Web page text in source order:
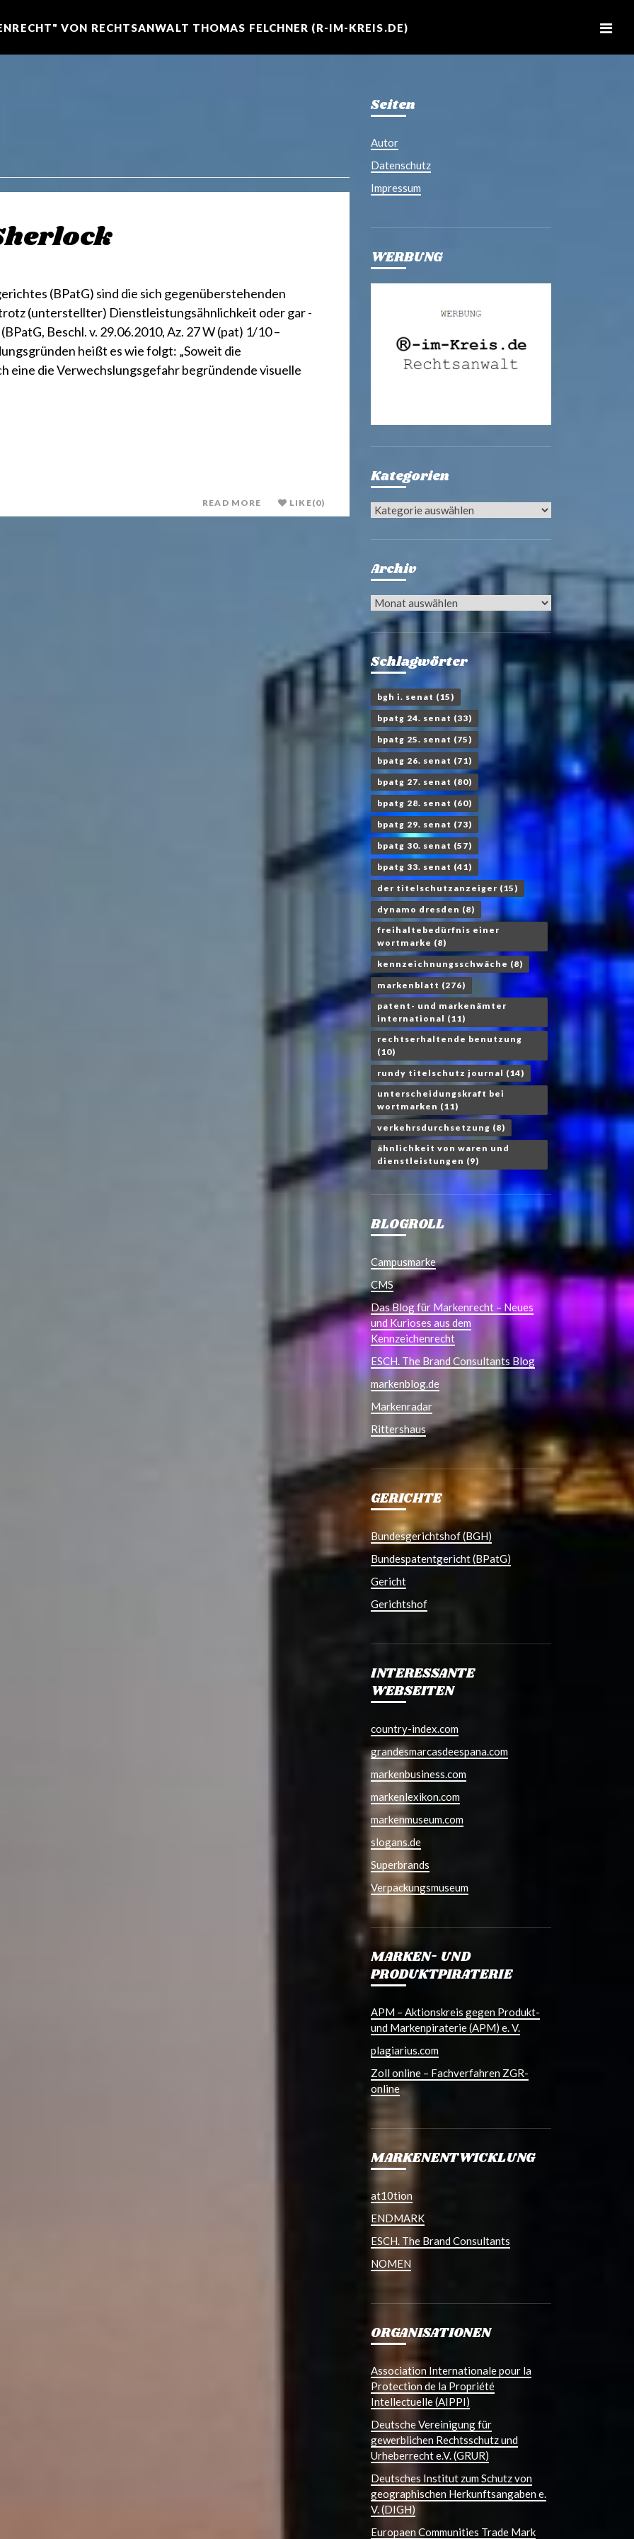
VON RECHTSANWALT THOMAS FELCHNER (R-IM-KREIS.DE)
(BPatG) sind die sich gegenüberstehenden
(unterstellter) Dienstleistungsähnlichkeit oder gar -
Beschl. v. 29.06.2010, Az. 27 W (pat) 1/10 –
heißt es wie folgt: „Soweit die
eine die Verwechslungsgefahr begründende visuelle
READ MORE LIKE(0)
Seiten
Autor
Datenschutz
Impressum
WERBUNG
Kategorien
Kategorien
Archiv
Archiv
Schlagwörter
bgh i. senat (15)
bpatg 24. senat (33)
bpatg 25. senat (75)
bpatg 26. senat (71)
bpatg 27. senat (80)
bpatg 28. senat (60)
bpatg 29. senat (73)
bpatg 30. senat (57)
bpatg 33. senat (41)
der titelschutzanzeiger (15)
dynamo dresden (8)
freihaltebedürfnis einer
wortmarke (8)
kennzeichnungsschwäche (8)
markenblatt (276)
patent- und markenämter
international (11)
rechtserhaltende benutzung
(10)
rundy titelschutz journal (14)
unterscheidungskraft bei
wortmarken (11)
verkehrsdurchsetzung (8)
ähnlichkeit von waren und
dienstleistungen (9)
BLOGROLL
Campusmarke
CMS
Das Blog für Markenrecht – Neues
und Kurioses aus dem
Kennzeichenrecht
ESCH. The Brand Consultants Blog
markenblog.de
Markenradar
Rittershaus
GERICHTE
Bundesgerichtshof (BGH)
Bundespatentgericht (BPatG)
Gericht
Gerichtshof
INTERESSANTE
WEBSEITEN
country-index.com
grandesmarcasdeespana.com
markenbusiness.com
markenlexikon.com
markenmuseum.com
slogans.de
Superbrands
Verpackungsmuseum
MARKEN- UND
PRODUKTPIRATERIE
APM – Aktionskreis gegen Produkt-
und Markenpiraterie (APM) e. V.
plagiarius.com
Zoll online – Fachverfahren ZGR-
online
MARKENENTWICKLUNG
at10tion
ENDMARK
ESCH. The Brand Consultants
NOMEN
ORGANISATIONEN
Association Internationale pour la
Protection de la Propriété
Intellectuelle (AIPPI)
Deutsche Vereinigung für
gewerblichen Rechtsschutz und
Urheberrecht e.V. (GRUR)
Deutsches Institut zum Schutz von
geographischen Herkunftsangaben e.
V. (DIGH)
Europaen Communities Trade Mark